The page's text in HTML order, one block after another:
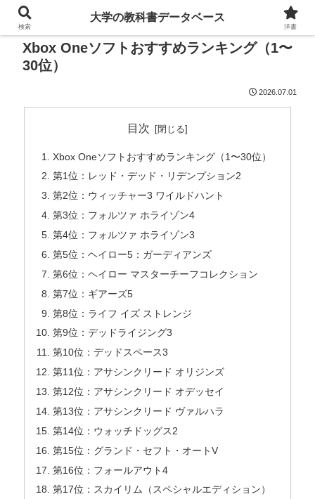
Xbox Oneソフトおすすめランキング（1〜
30位）
2026.07.01
目次
Xbox Oneソフトおすすめランキング（1〜30位）
第1位：レッド・デッド・リデンプション2
第2位：ウィッチャー3 ワイルドハント
第3位：フォルツァ ホライゾン4
第4位：フォルツァ ホライゾン3
第5位：ヘイロー5：ガーディアンズ
第6位：ヘイロー マスターチーフコレクション
第7位：ギアーズ5
第8位：ライフ イズ ストレンジ
第9位：デッドライジング3
第10位：デッドスペース3
第11位：アサシンクリード オリジンズ
第12位：アサシンクリード オデッセイ
第13位：アサシンクリード ヴァルハラ
第14位：ウォッチドッグス2
第15位：グランド・セフト・オートV
第16位：フォールアウト4
第17位：スカイリム（スペシャルエディション）
検索
大学の教科書データベース
洋書